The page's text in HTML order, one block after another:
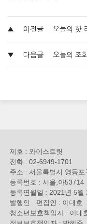
▲ 이전글 오늘의 핫
▼ 다음글 오늘의 조
제호 : 와이스트릿
전화 : 02-6949-1701
주소 : 서울특별시 영등
등록번호 : 서울,아53714
등록연월일 : 2021년 5월
발행인 · 편집인 : 이대호
청소년보호책임자 : 이대